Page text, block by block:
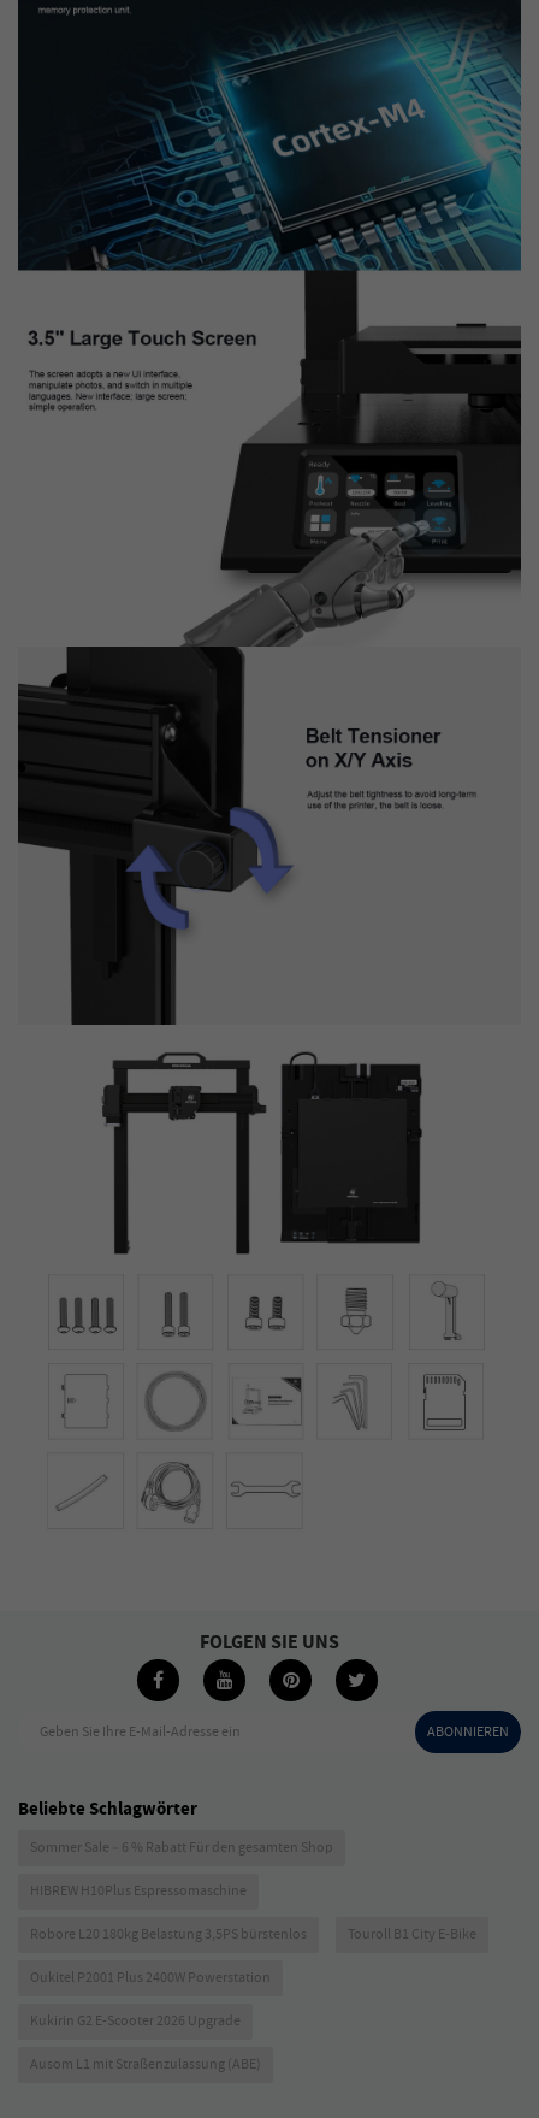
Geben Sie Ihre E-Mail-Adresse ein ABONNIEREN
FOLGEN SIE UNS
Beliebte Schlagwörter
Sommer Sale – 6 % Rabatt Für den gesamten Shop
HIBREW H10Plus Espressomaschine
Robore L20 180kg Belastung 3,5PS bürstenlos Touroll B1 City E-Bike
Oukitel P2001 Plus 2400W Powerstation
Kukirin G2 E-Scooter 2026 Upgrade
Ausom L1 mit Straßenzulassung (ABE)